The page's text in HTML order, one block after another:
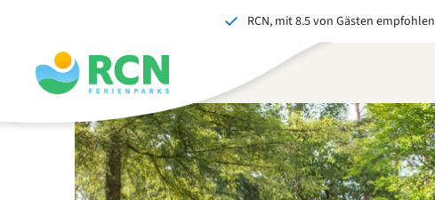
springen
springen
springen
springen
RCN, mit 8.5 von Gästen empfohlen